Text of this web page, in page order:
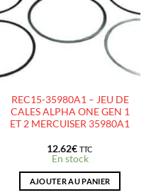
LISTE
D’ENVIES
REC15-35980A1 – JEU DE
CALES ALPHA ONE GEN 1
ET 2 MERCUISER 35980A1
12.62€ TTC
En stock
AJOUTER AU PANIER